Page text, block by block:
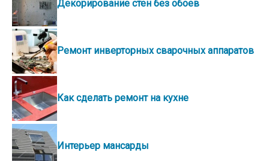
Декорирование стен без обоев
Ремонт инверторных сварочных аппаратов
Как сделать ремонт на кухне
Интерьер мансарды